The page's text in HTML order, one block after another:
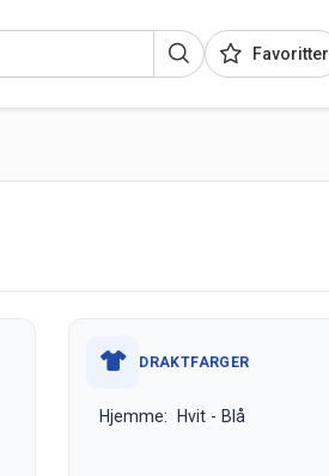
Favoritter
DRAKTFARGER
Hjemme: Hvit - Blå